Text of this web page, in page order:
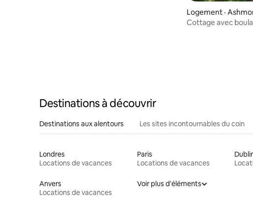
Logement ·
Cottage avec
Destinations à découvrir
Destinations aux alentours Les sites incontournables du coin
Londres
Locations de vacances
Paris
Locations de vacances
Anvers
Locations de vacances
Voir plus d'éléments